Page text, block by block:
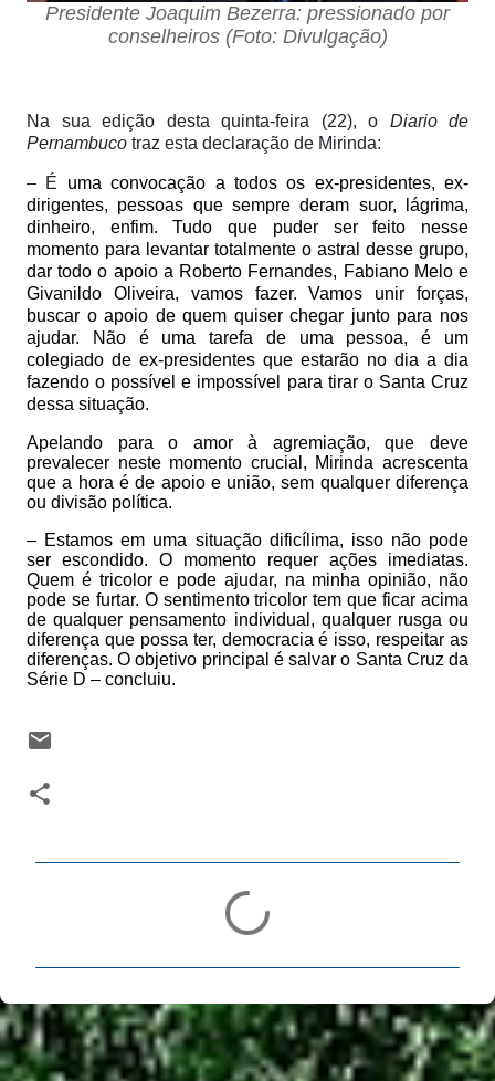
Presidente Joaquim Bezerra: pressionado por
conselheiros (Foto: Divulgação)
Na sua edição desta quinta-feira (22), o Diario de
Pernambuco traz esta declaração de Mirinda:
– É uma convocação a todos os ex-presidentes, ex-
dirigentes, pessoas que sempre deram suor, lágrima,
dinheiro, enfim. Tudo que puder ser feito nesse
momento para levantar totalmente o astral desse grupo,
dar todo o apoio a Roberto Fernandes, Fabiano Melo e
Givanildo Oliveira, vamos fazer. Vamos unir forças,
buscar o apoio de quem quiser chegar junto para nos
ajudar. Não é uma tarefa de uma pessoa, é um
colegiado de ex-presidentes que estarão no dia a dia
fazendo o possível e impossível para tirar o Santa Cruz
dessa situação.
Apelando para o amor à agremiação, que deve
prevalecer neste momento crucial, Mirinda acrescenta
que a hora é de apoio e união, sem qualquer diferença
ou divisão política.
– Estamos em uma situação dificílima, isso não pode
ser escondido. O momento requer ações imediatas.
Quem é tricolor e pode ajudar, na minha opinião, não
pode se furtar. O sentimento tricolor tem que ficar acima
de qualquer pensamento individual, qualquer rusga ou
diferença que possa ter, democracia é isso, respeitar as
diferenças. O objetivo principal é salvar o Santa Cruz da
Série D – concluiu.
n
t